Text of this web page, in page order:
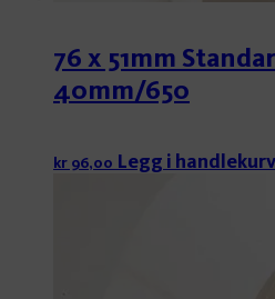
76 x 51mm
40mm/650
kr 96,00 Legg i handlekurv